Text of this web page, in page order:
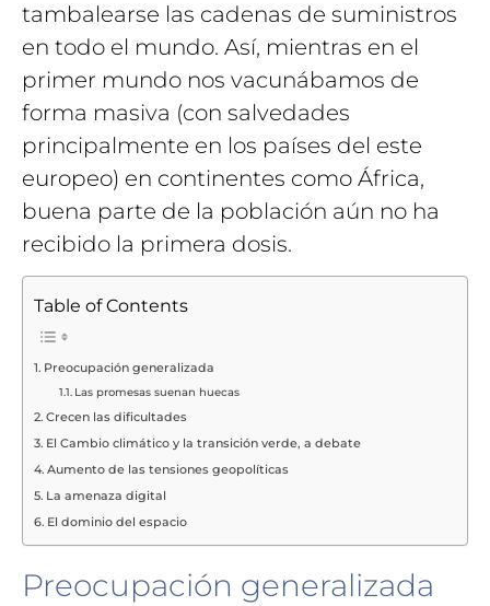
tambalearse las cadenas de suministros
en todo el mundo. Así, mientras en el
primer mundo nos vacunábamos de
forma masiva (con salvedades
principalmente en los países del este
europeo) en continentes como África,
buena parte de la población aún no ha
recibido la primera dosis.
Table of Contents
Preocupación generalizada
Las promesas suenan huecas
Crecen las dificultades
El Cambio climático y la transición verde, a debate
Aumento de las tensiones geopolíticas
La amenaza digital
El dominio del espacio
Preocupación generalizada